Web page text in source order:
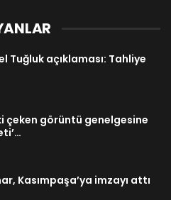
Tuğluk açıklaması: Tahliye
çeken görüntü genelgesine
Kasımpaşa’ya imzayı attı